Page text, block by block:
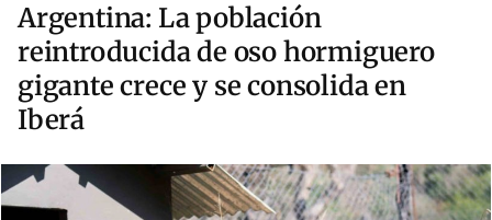
Argentina: La población
reintroducida de oso hormiguero
gigante crece y se consolida en
Iberá